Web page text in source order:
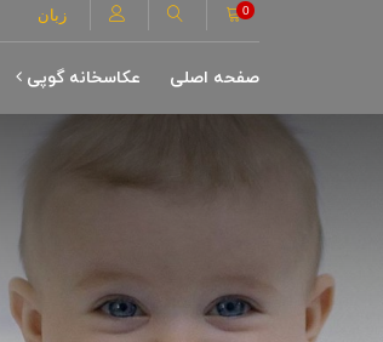
زبان 0
صفحه اصلی عکاسخانه گوپی